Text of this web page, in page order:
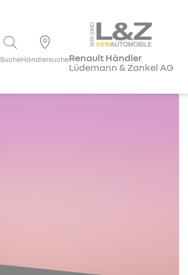
SucheHändlersucheRenault Händler
Lüdemann & Zankel AG